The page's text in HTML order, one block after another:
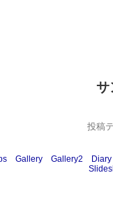
サ
投稿
Gallery Gallery2
Diary